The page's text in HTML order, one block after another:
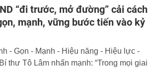
“đi trước, mở đường” cải cách
mạnh, vững bước tiến vào kỷ
- Gọn - Mạnh - Hiệu năng - Hiệu lực -
thư Tô Lâm nhấn mạnh: “Trong mọi giai